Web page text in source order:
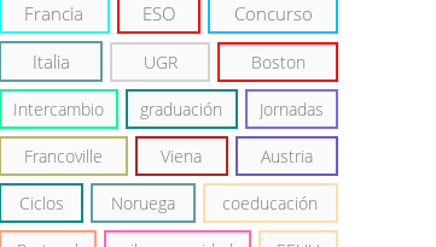
Francia ESO
Concurso
Italia
UGR Boston
Intercambio graduación Jornadas
Francoville Viena Austria
Ciclos Noruega coeducación